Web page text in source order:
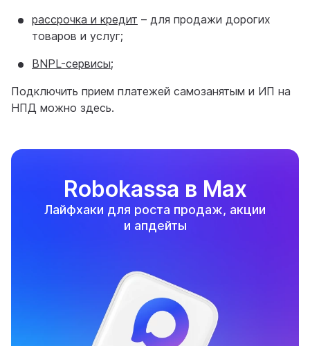
рассрочка и кредит – для продажи дорогих
товаров и услуг;
BNPL-сервисы;
Подключить прием платежей самозанятым и ИП на
НПД можно здесь.
Robokassa в Max
Лайфхаки для роста продаж, акции
и апдейты